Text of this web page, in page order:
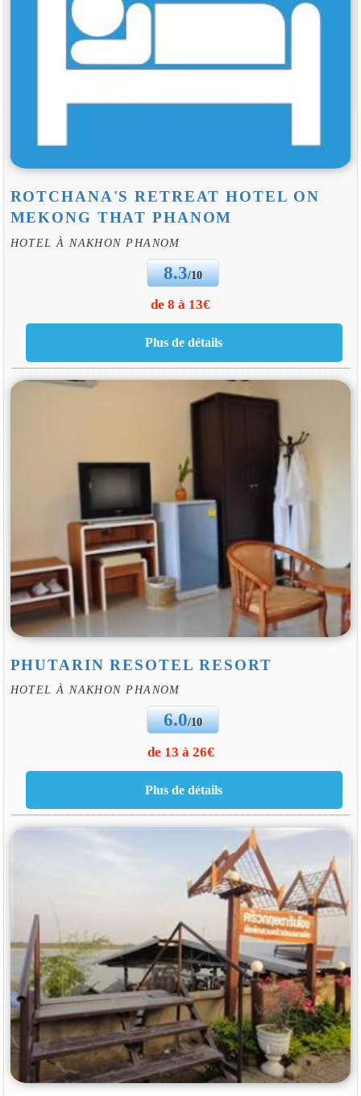
ROTCHANA'S RETREAT HOTEL ON
MEKONG THAT PHANOM
HOTEL À NAKHON PHANOM
8.3/10
de 8 à 13€
PHUTARIN RESOTEL RESORT
HOTEL À NAKHON PHANOM
6.0/10
de 13 à 26€